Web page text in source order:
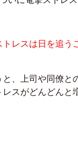
レスは日を追う
、上司や同僚と
スがどんどんと